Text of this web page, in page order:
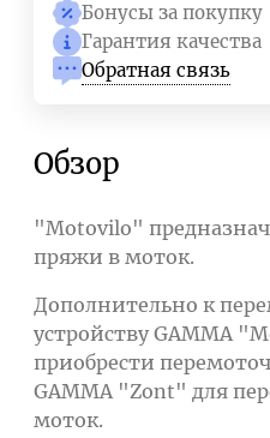
Бонусы за покупку
Гарантия качества
Обратная связь
Обзор
"Motovilo"
пряжи в моток.
Дополнительно к
устройству GAMMA
приобрести
GAMMA "Zont" для
моток.